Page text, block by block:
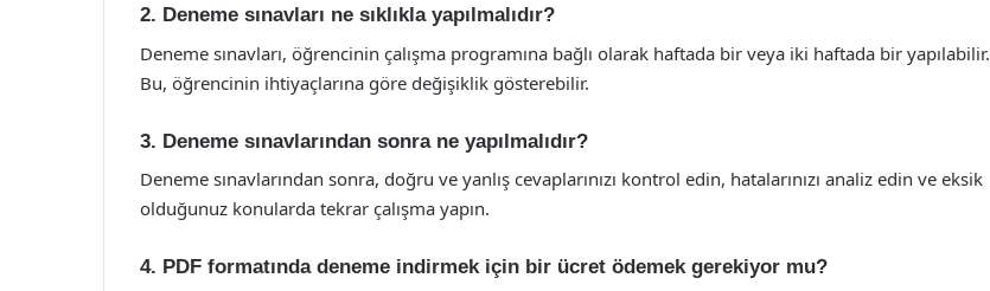
2. Deneme sınavları ne sıklıkla yapılmalıdır?
Deneme sınavları, öğrencinin çalışma programına bağlı olarak haftada bir veya iki haftada bir yapılabilir.
Bu, öğrencinin ihtiyaçlarına göre değişiklik gösterebilir.
3. Deneme sınavlarından sonra ne yapılmalıdır?
Deneme sınavlarından sonra, doğru ve yanlış cevaplarınızı kontrol edin, hatalarınızı analiz edin ve eksik
olduğunuz konularda tekrar çalışma yapın.
4. PDF formatında deneme indirmek için bir ücret ödemek gerekiyor mu?